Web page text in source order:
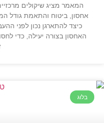
המאמר מציג שיקולים
אחסון, ביטוח והתאמת גודל
כיצד להתארגן נכון לפני
האחסון בצורה יעילה, כדי
בלוג